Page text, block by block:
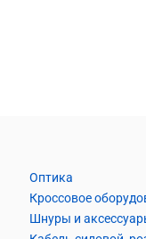
Оптика
Кроссовое